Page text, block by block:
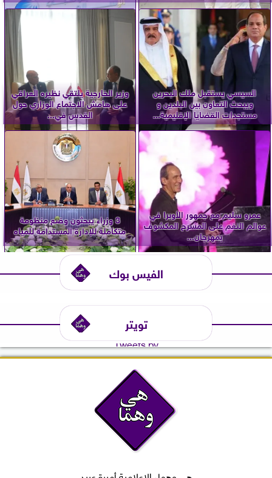
السيسي يستقبل ملك البحرين
ويبحث التعاون بين البلدين و
مستجدات القضايا الإقليمية...
وزير الخارجية يلتقي نظيره العراقي
على هامش الاجتماع الوزاري حول
القدس في...
عمرو سليم مع جمهور الأوبرا في
عوالم النغم على المسرح المكشوف
بمهرجان...
3 وزراء يبحثون وضع منظومة
متكاملة للإدارة المستدامة للمياه
الفيس بوك
تويتر
Tweets by